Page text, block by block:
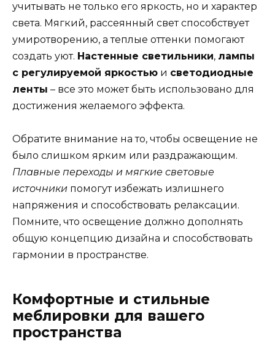
учитывать не только его яркость, но и характер
света. Мягкий, рассеянный свет способствует
умиротворению, а теплые оттенки помогают
создать уют. Настенные светильники, лампы
с регулируемой яркостью и светодиодные
ленты – все это может быть использовано для
достижения желаемого эффекта.
Обратите внимание на то, чтобы освещение не
было слишком ярким или раздражающим.
Плавные переходы и мягкие световые
источники помогут избежать излишнего
напряжения и способствовать релаксации.
Помните, что освещение должно дополнять
общую концепцию дизайна и способствовать
гармонии в пространстве.
Комфортные и стильные
меблировки для вашего
пространства